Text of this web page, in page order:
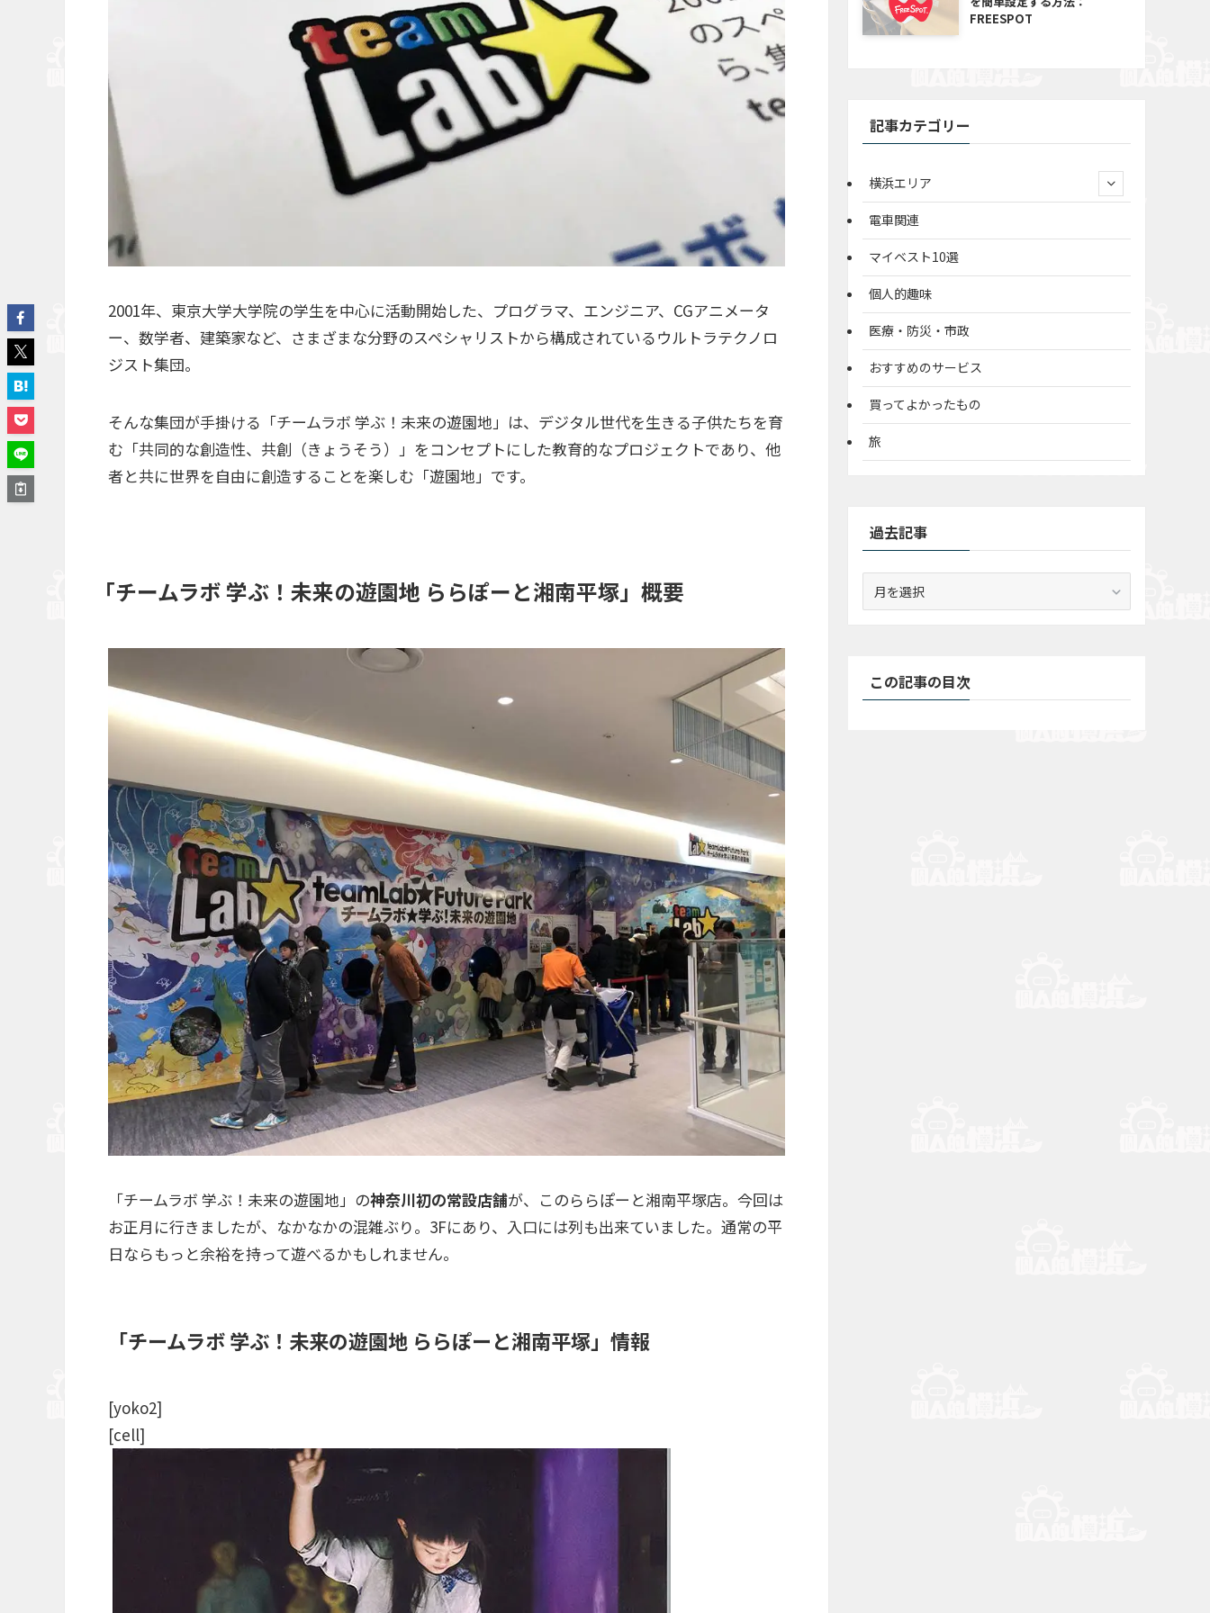
2001年、東京大学大学院の学生を中心に活動開始した、プログラマ、エンジニア、CGアニメータ
ー、数学者、建築家など、さまざまな分野のスペシャリストから構成されているウルトラテクノロ
ジスト集団。
そんな集団が手掛ける「チームラボ 学ぶ！未来の遊園地」は、デジタル世代を生きる子供たちを育
む「共同的な創造性、共創（きょうそう）」をコンセプトにした教育的なプロジェクトであり、他
者と共に世界を自由に創造することを楽しむ「遊園地」です。
「チームラボ 学ぶ！未来の遊園地 ららぽーと湘南平塚」概要
「チームラボ 学ぶ！未来の遊園地」の神奈川初の常設店舗が、このららぽーと湘南平塚店。今回は
お正月に行きましたが、なかなかの混雑ぶり。3Fにあり、入口には列も出来ていました。通常の平
日ならもっと余裕を持って遊べるかもしれません。
「チームラボ 学ぶ！未来の遊園地 ららぽーと湘南平塚」情報
[yoko2]
[cell]
FREESPOT
記事カテゴリー
横浜エリア
電車関連
マイベスト10選
個人的趣味
医療・防災・市政
おすすめのサービス
買ってよかったもの
旅
過去記事
この記事の目次